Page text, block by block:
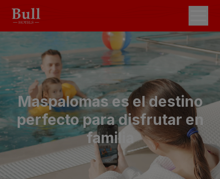
Maspalomas es el destino
perfecto paradisfrutar en
familia